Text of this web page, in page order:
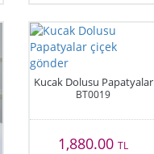
Kucak Dolusu Papatyalar
BT0019
1,880.00TL